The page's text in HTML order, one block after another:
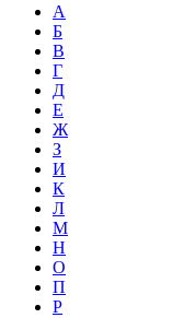
А
Б
В
Г
Д
Е
Ж
З
И
К
Л
М
Н
О
П
Р